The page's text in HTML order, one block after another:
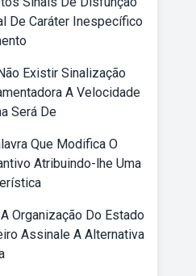
De Caráter Inespecífico
Existir Sinalização
A Velocidade
Será De
Que Modifica O
Atribuindo-lhe Uma
Organização Do Estado
Assinale A Alternativa